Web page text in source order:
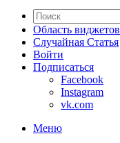
Область виджетов
Случайная Статья
Войти
Подписаться
Facebook
Instagram
vk.com
Меню